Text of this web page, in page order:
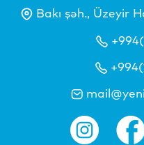
Bakı şəh., Üzeyir